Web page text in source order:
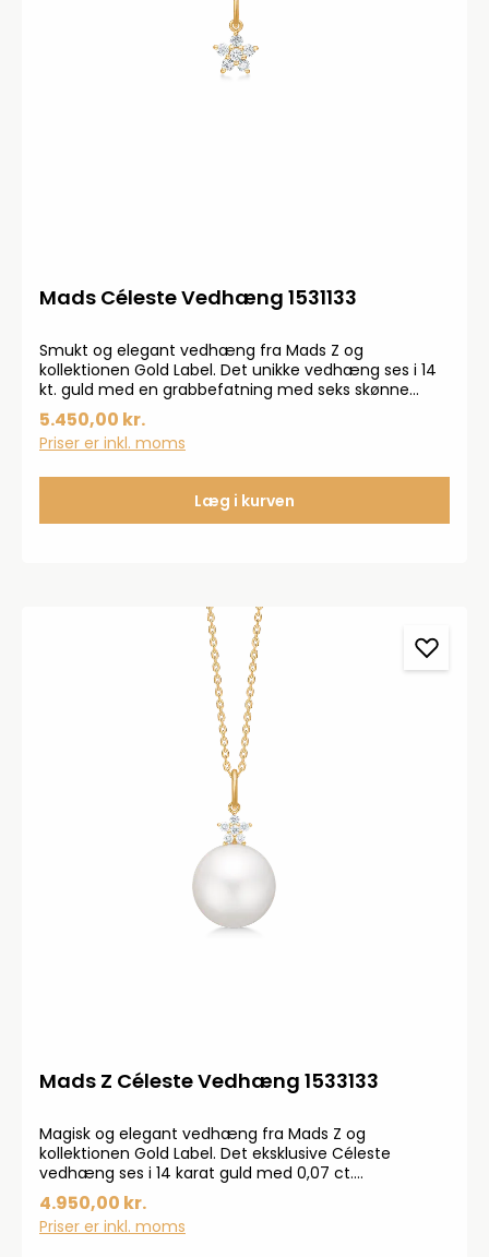
Mads Céleste Vedhæng 1531133
Smukt og elegant vedhæng fra Mads Z og
kollektionen Gold Label. Det unikke vedhæng ses i 14
kt. guld med en grabbefatning med seks skønne
brillantslebne diamanter i en blomsterform.
Diamanter er på i alt 0,15 ct. W.SI. Vedhænget måler 7
mm.
5.450,00 kr.
Priser er inkl. moms
Læg i kurven
Mads Z Céleste Vedhæng 1533133
Magisk og elegant vedhæng fra Mads Z og
kollektionen Gold Label. Det eksklusive Céleste
vedhæng ses i 14 karat guld med 0,07 ct.
brillantslebne W.SI diamanter og en unik hvid
kulturperle. I toppen af vedhænget ses et
stjerneformet diamantcluster med seks flotte
4.950,00 kr.
Priser er inkl. moms